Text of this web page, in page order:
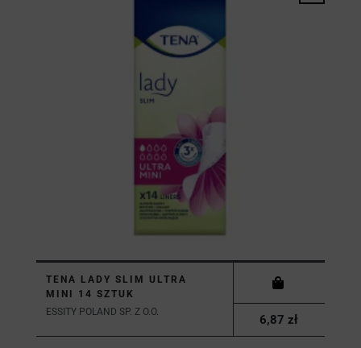
TENA LADY SLIM ULTRA
MINI 14 SZTUK
ESSITY POLAND SP. Z O.O.
6,87 zł